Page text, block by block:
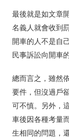
最後就是如文章
名義人就會收到
開車的人不是自
民事訴訟向開車
總而言之，雖然
要件，但沒過戶
可不慎。另外，
車後因各種考量
生相同的問題，